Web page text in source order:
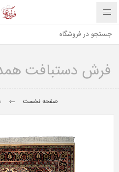
فرش دستبافت همدان
صفحه نخست